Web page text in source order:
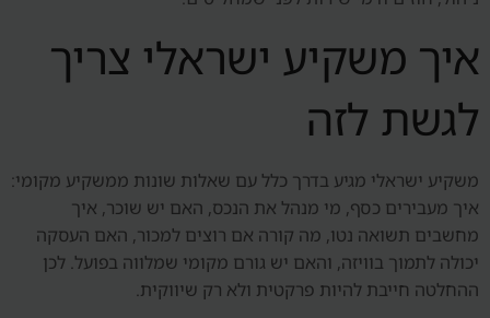
איך משקיע ישראלי צריך
לגשת לזה
משקיע ישראלי מגיע בדרך כלל עם שאלות שונות ממשקיע מקומי:
איך מעבירים כסף, מי מנהל את הנכס, האם יש שוכר, איך
מחשבים תשואה נטו, מה קורה אם רוצים למכור, האם העסקה
יכולה לתמוך בוויזה, והאם יש גורם מקומי שמלווה בפועל. לכן
ההחלטה חייבת להיות פרקטית ולא רק שיווקית.